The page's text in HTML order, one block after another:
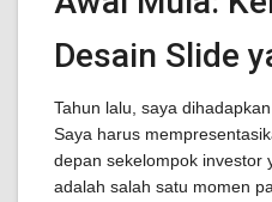
Desain Slide
Tahun lalu, saya
Saya harus
depan sekelompok investor
adalah salah satu momen